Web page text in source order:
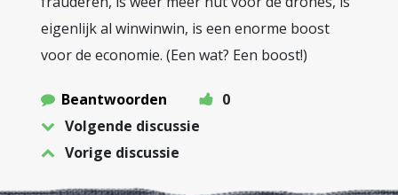
eigenlijk al winwinwin, is een enorme boost
voor de economie. (Een wat? Een boost!)
Beantwoorden
0
Volgende discussie
Vorige discussie